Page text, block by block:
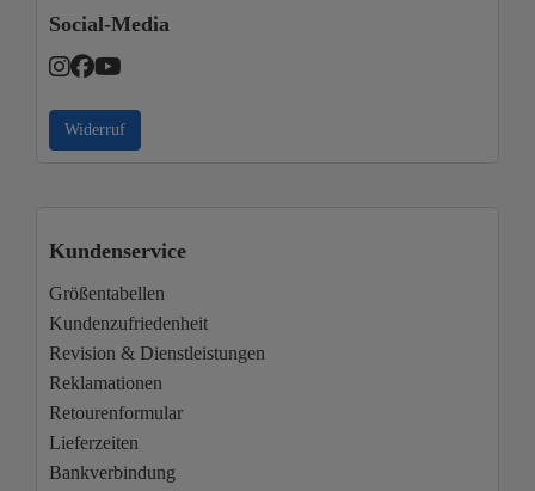
Social-Media
Widerruf
Kundenservice
Größentabellen
Kundenzufriedenheit
Revision & Dienstleistungen
Reklamationen
Retourenformular
Lieferzeiten
Bankverbindung